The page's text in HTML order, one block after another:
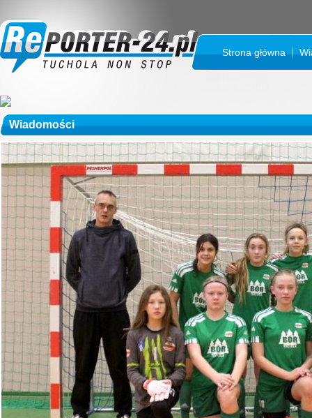
Strona główna
Wiadomości